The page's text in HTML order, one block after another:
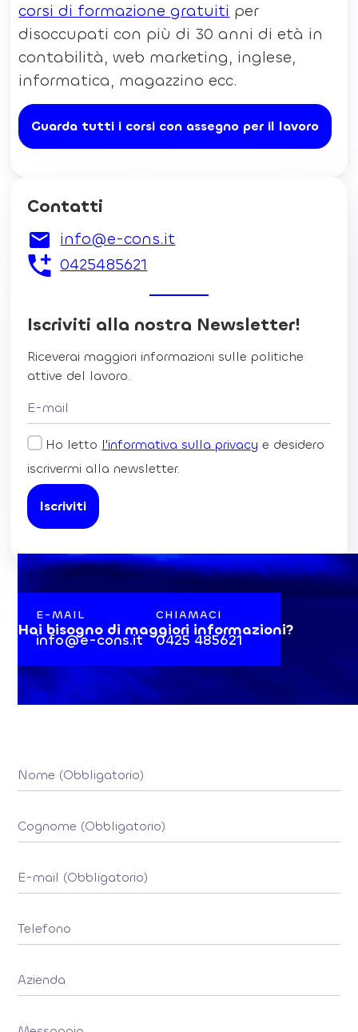
corsi di formazione gratuiti per
disoccupati con più di 30 anni di età in
contabilità, web marketing, inglese,
informatica, magazzino ecc.
Guarda tutti i corsi con assegno per il lavoro
Contatti
info@e-cons.it
0425485621
Iscriviti alla nostra Newsletter!
Riceverai maggiori informazioni sulle politiche
attive del lavoro.
Ho letto l'informativa sulla privacy e desidero
iscrivermi alla newsletter.
Hai bisogno di maggiori informazioni?
E-MAIL
info@e-cons.it
CHIAMACI
0425 485621